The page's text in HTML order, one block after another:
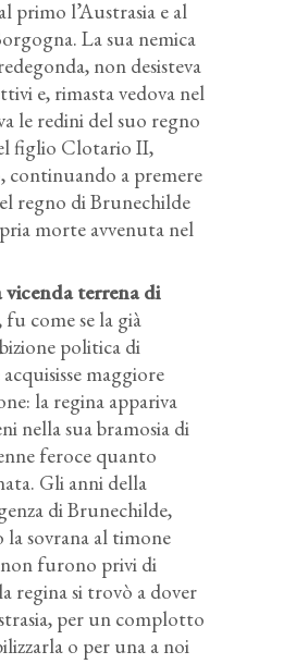
primo l’Austrasia e al
La sua nemica
non desisteva
e, rimasta vedova nel
le redini del suo regno
figlio Clotario II,
continuando a premere
regno di Brunechilde
morte avvenuta nel
terrena di
come se la già
politica di
maggiore
la regina appariva
nella sua bramosia di
feroce quanto
Gli anni della
di Brunechilde,
la sovrana al timone
furono privi di
regina si trovò a dover
per un complotto
o per una a noi